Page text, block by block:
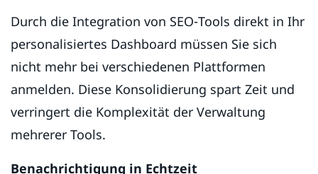
Durch die Integration von SEO-Tools direkt in Ihr
personalisiertes Dashboard müssen Sie sich
nicht mehr bei verschiedenen Plattformen
anmelden. Diese Konsolidierung spart Zeit und
verringert die Komplexität der Verwaltung
mehrerer Tools.
Benachrichtigung in Echtzeit